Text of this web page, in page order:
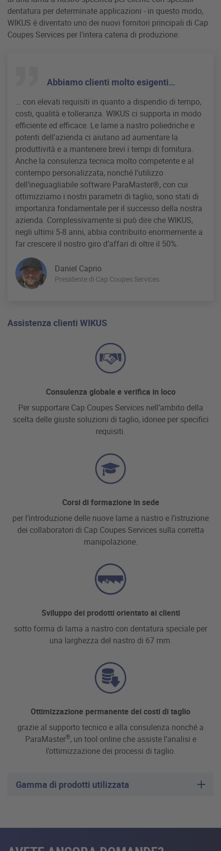
dentatura per determinate applicazioni - in questo modo,
WIKUS è diventato uno dei nuovi fornitori principali di Cap
Coupes Services per l’intera catena di produzione.
Abbiamo clienti molto esigenti…
… con elevati requisiti in quanto a dispendio di tempo,
costi, qualità e tolleranza. WIKUS ci supporta in modo
efficiente ed efficace. Le lame a nastro poliedriche e
potenti dell'azienda ci aiutano ad aumentare la
produttività e a mantenere brevi i tempi di fornitura.
Anche la consulenza tecnica molto competente e al
contempo personalizzata, nonché l’utilizzo
dell’ineguagliabile software ParaMaster®, con cui
ottimizziamo i nostri parametri di taglio, sono stati di
importanza fondamentale per il successo della nostra
azienda. Complessivamente si può dire che WIKUS,
negli ultimi 5-8 anni, abbia contribuito enormemente a
far crescere il nostro giro d’affari di oltre il 50%.
Daniel Caprio
Presidente di Cap Coupes Services
Assistenza clienti WIKUS
Consulenza globale e verifica in loco
Per supportare Cap Coupes Services nell’ambito della
scelta delle giuste soluzioni di taglio, idonee per specifici
requisiti.
Corsi di formazione in sede
per l’introduzione delle nuove lame a nastro e l’istruzione
dei collaboratori di Cap Coupes Services sulla corretta
manipolazione.
Sviluppo dei prodotti orientato ai clienti
sotto forma di lama a nastro con dentatura speciale per
una larghezza del nastro di 67 mm.
Ottimizzazione permanente dei costi di taglio
grazie al supporto tecnico e alla consulenza nonché a
ParaMaster®, un tool online che assiste l’analisi e
l’ottimizzazione dei processi di taglio.
Gamma di prodotti utilizzata